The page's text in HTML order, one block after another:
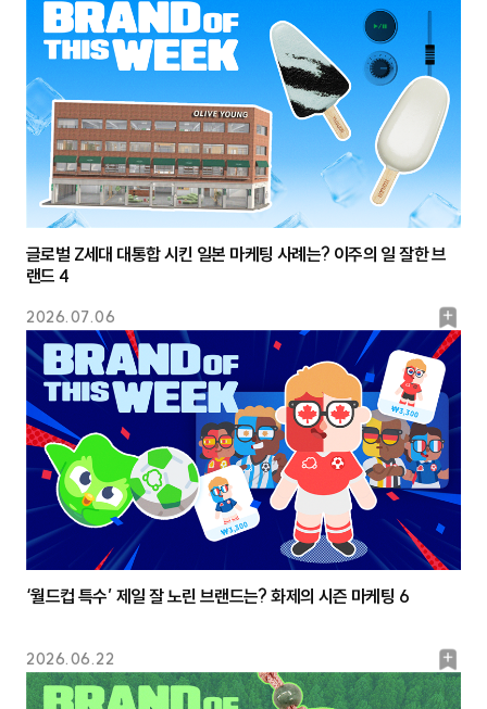
2026.07.06
북
마
크
글로벌 Z세대 대통합 시킨 일본 마케팅 사례는? 이주의 일 잘한 브
랜드 4
2026.06.22
북
마
‘월드컵 특수’ 제일 잘 노린 브랜드는? 화제의 시즌 마케팅 6